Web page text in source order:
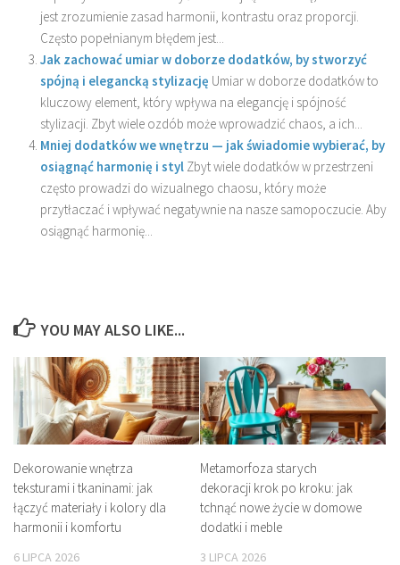
jest zrozumienie zasad harmonii, kontrastu oraz proporcji.
Często popełnianym błędem jest...
Jak zachować umiar w doborze dodatków, by stworzyć
spójną i elegancką stylizację Umiar w doborze dodatków to
kluczowy element, który wpływa na elegancję i spójność
stylizacji. Zbyt wiele ozdób może wprowadzić chaos, a ich...
Mniej dodatków we wnętrzu — jak świadomie wybierać, by
osiągnąć harmonię i styl Zbyt wiele dodatków w przestrzeni
często prowadzi do wizualnego chaosu, który może
przytłaczać i wpływać negatywnie na nasze samopoczucie. Aby
osiągnąć harmonię...
YOU MAY ALSO LIKE...
Dekorowanie wnętrza
teksturami i tkaninami: jak
łączyć materiały i kolory dla
harmonii i komfortu
6 LIPCA 2026
Metamorfoza starych
dekoracji krok po kroku: jak
tchnąć nowe życie w domowe
dodatki i meble
3 LIPCA 2026